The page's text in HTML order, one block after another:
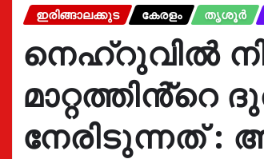
ഇരിങ്ങാലക്കുട കേരളം തൃശൂർ
നെഹ്റുവിൽ
മാറ്റത്തിൻ്റെ
നേരിടുന്നത് :